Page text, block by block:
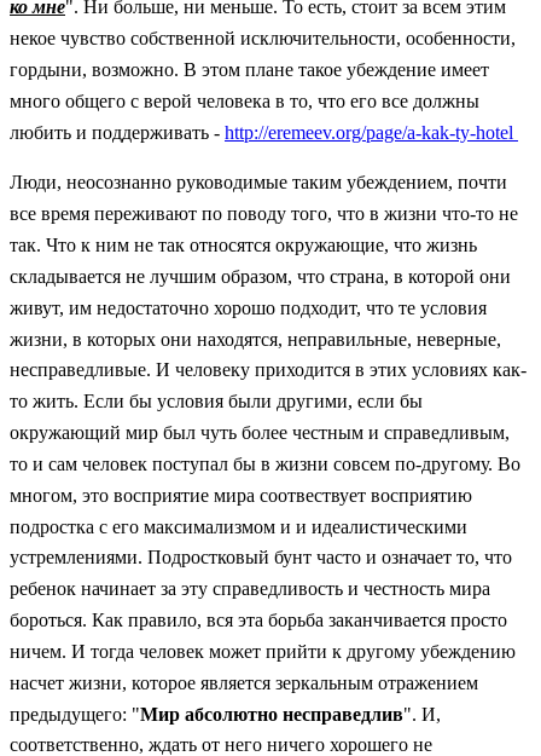
ко мне". Ни больше, ни меньше. То есть, стоит за всем этим
некое чувство собственной исключительности, особенности,
гордыни, возможно. В этом плане такое убеждение имеет
много общего с верой человека в то, что его все должны
любить и поддерживать - http://eremeev.org/page/a-kak-ty-hotel
Люди, неосознанно руководимые таким убеждением, почти
все время переживают по поводу того, что в жизни что-то не
так. Что к ним не так относятся окружающие, что жизнь
складывается не лучшим образом, что страна, в которой они
живут, им недостаточно хорошо подходит, что те условия
жизни, в которых они находятся, неправильные, неверные,
несправедливые. И человеку приходится в этих условиях как-
то жить. Если бы условия были другими, если бы
окружающий мир был чуть более честным и справедливым,
то и сам человек поступал бы в жизни совсем по-другому. Во
многом, это восприятие мира соотвествует восприятию
подростка с его максимализмом и и идеалистическими
устремлениями. Подростковый бунт часто и означает то, что
ребенок начинает за эту справедливость и честность мира
бороться. Как правило, вся эта борьба заканчивается просто
ничем. И тогда человек может прийти к другому убеждению
насчет жизни, которое является зеркальным отражением
предыдущего: "Мир абсолютно несправедлив". И,
соответственно, ждать от него ничего хорошего не